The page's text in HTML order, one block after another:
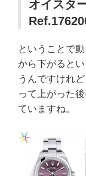
オイスタ
ということで
から下がると
うんですけれ
って上がった
ていますね。